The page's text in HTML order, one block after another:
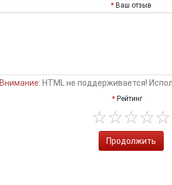
Ваш отзыв
Внимание: HTML не поддерживается!
Рейтинг
Продолжить